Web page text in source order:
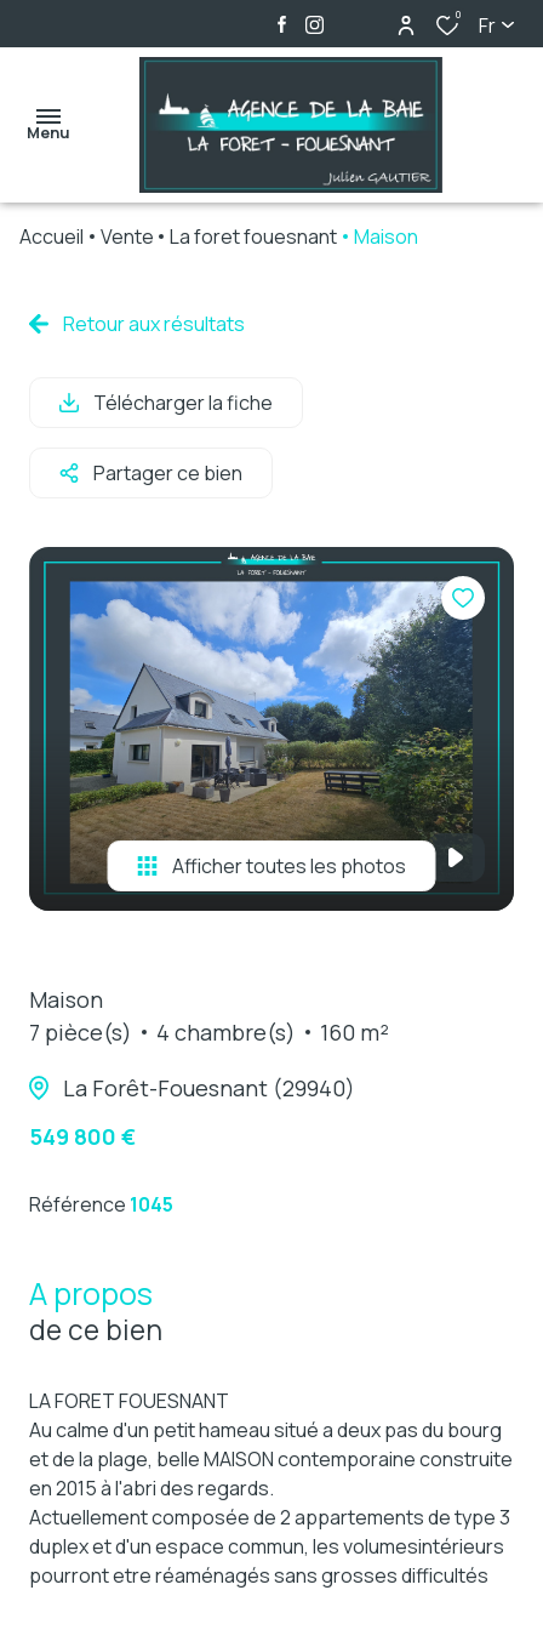
0 Fr
Menu
ventes
vendus
e-mail
estimation
contact
Accueil Vente La foret fouesnant Maison
Retour aux résultats
Télécharger la fiche
Partager ce bien
Afficher toutes les photos
Maison
7 pièce(s)
4 chambre(s)
160 m²
La Forêt-Fouesnant (29940)
549 800 €
Référence 1045
A propos
de ce bien
LA FORET FOUESNANT
Au calme d'un petit hameau situé a deux pas du bourg
et de la plage, belle MAISON contemporaine construite
en 2015 à l'abri des regards.
Actuellement composée de 2 appartements de type 3
duplex et d'un espace commun, les volumesintérieurs
pourront etre réaménagés sans grosses difficultés